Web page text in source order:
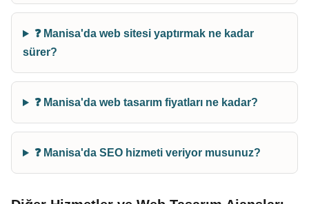
❓ Manisa'da web sitesi yaptırmak ne kadar
sürer?
❓ Manisa'da web tasarım fiyatları ne kadar?
❓ Manisa'da SEO hizmeti veriyor musunuz?